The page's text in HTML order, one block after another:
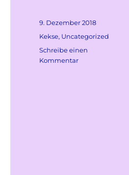
Veröffentlicht
am
9. Dezember 2018
Kategorien
Kekse, Uncategorized
Schreibe einen
Kommentarzu